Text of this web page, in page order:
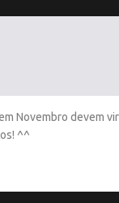
Novembro devem
^^